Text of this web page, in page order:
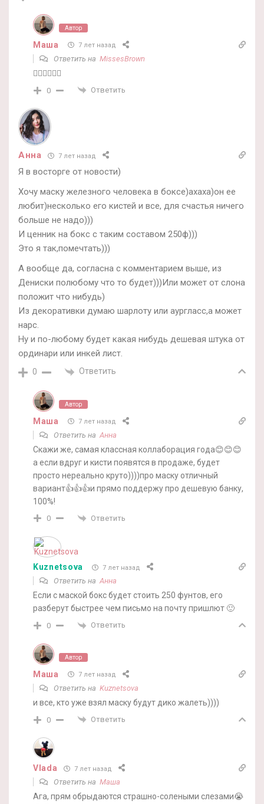
Автор
Маша 7 лет назад
Ответить на MissesBrown
🤷‍♀️🤷‍♀️🤷‍♀️
0 Ответить
Анна 7 лет назад
Я в восторге от новости)
Хочу маску железного человека в боксе)ахаха)он ее
любит)несколько его кистей и все, для счастья ничего
больше не надо)))
И ценник на бокс с таким составом 250ф)))
Это я так,помечтать)))
А вообще да, согласна с комментарием выше, из
Дениски полюбому что то будет)))Или может от слона
положит что нибудь)
Из декоративки думаю шарлоту или аургласс,а может
нарс.
Ну и по-любому будет какая нибудь дешевая штука от
ординари или инкей лист.
0 Ответить
Автор
Маша 7 лет назад
Ответить на Анна
Скажи же, самая классная коллаборация года😊😊😊
а если вдруг и кисти появятся в продаже, будет
просто нереально круто))))про маску отличный
вариант👍👍👍и прямо поддержу про дешевую банку,
100%!
0 Ответить
Kuznetsova 7 лет назад
Ответить наАнна
Если с маской бокс будет стоить 250 фунтов, его
разберут быстрее чем письмо на почту пришлют 🙂
0 Ответить
Автор
Маша 7 лет назад
Ответить на Kuznetsova
и все, кто уже взял маску будут дико жалеть))))
0 Ответить
Vlada 7 лет назад
Ответить на Маша
Ага, прям обрыдаются страшно-солеными слезами😭